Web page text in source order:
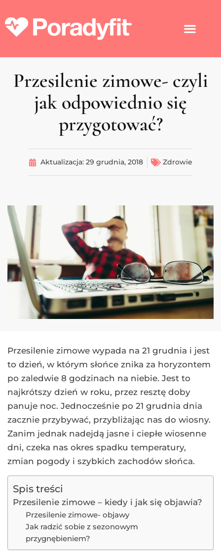
Przesilenie zimowe- czyli
jak odpowiednio się
przygotować?
Aktualizacja: 29 grudnia, 2018 Zdrowie
Przesilenie zimowe wypada na 21 grudnia i jest
to dzień, w którym słońce znika za horyzontem
po zaledwie 8 godzinach na niebie. Jest to
najkrótszy dzień w roku, przez resztę doby
panuje noc. Jednocześnie po 21 grudnia dnia
zacznie przybywać, przybliżając nas do wiosny.
Zanim jednak nadejdą jasne i ciepłe wiosenne
dni, czeka nas okres spadku temperatury,
zmian pogody i szybkich zachodów słońca.
Spis treści
Przesilenie zimowe – kiedy i jak się objawia?
Przesilenie zimowe- objawy
Jak radzić sobie z sezonowym
przygnębieniem?